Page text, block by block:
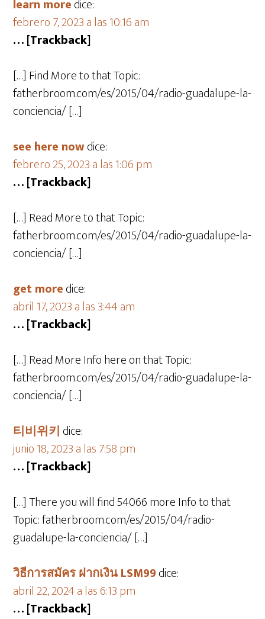
learn moredice:
febrero 7, 2023 a las 10:16 am
… [Trackback]
[…] Find More to that Topic:
fatherbroom.com/es/2015/04/radio-guadalupe-la-
conciencia/ […]
see here nowdice:
febrero 25, 2023 a las 1:06 pm
… [Trackback]
[…] Read More to that Topic:
fatherbroom.com/es/2015/04/radio-guadalupe-la-
conciencia/ […]
get moredice:
abril 17, 2023 a las 3:44 am
… [Trackback]
[…] Read More Info here on that Topic:
fatherbroom.com/es/2015/04/radio-guadalupe-la-
conciencia/ […]
티비위키 dice:
junio 18, 2023 a las 7:58 pm
… [Trackback]
[…] There you will find 54066 more Info to that
Topic: fatherbroom.com/es/2015/04/radio-
guadalupe-la-conciencia/ […]
วิธีการสมัคร ฝากเงิน LSM99dice:
abril 22, 2024 a las 6:13 pm
… [Trackback]